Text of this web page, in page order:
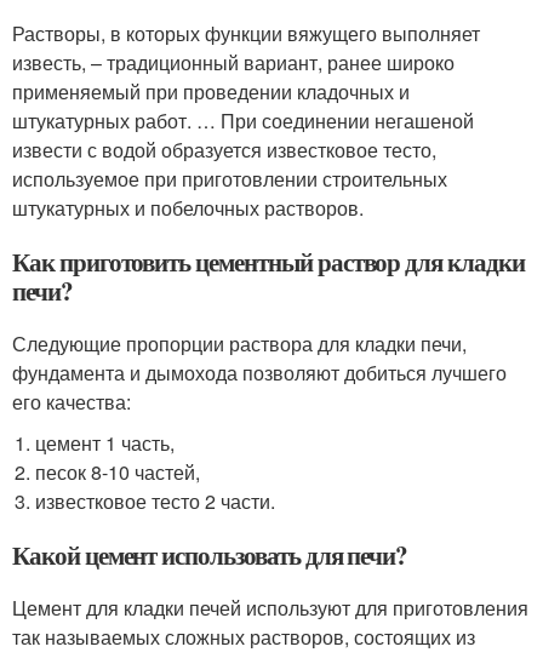
Растворы, в которых функции вяжущего выполняет
известь, – традиционный вариант, ранее широко
применяемый при проведении кладочных и
штукатурных работ. … При соединении негашеной
извести с водой образуется известковое тесто,
используемое при приготовлении строительных
штукатурных и побелочных растворов.
Как приготовить цементный раствор для кладки
печи?
Следующие пропорции раствора для кладки печи,
фундамента и дымохода позволяют добиться лучшего
его качества:
цемент 1 часть,
песок 8-10 частей,
известковое тесто 2 части.
Какой цемент использовать для печи?
Цемент для кладки печей используют для приготовления
так называемых сложных растворов, состоящих из